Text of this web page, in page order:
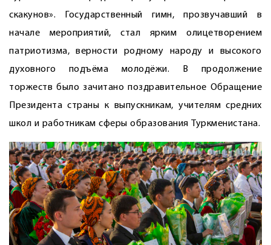
скакунов». Государственный гимн, прозвучавший в
начале мероприятий, стал ярким олицетворением
патриотизма, верности родному народу и высокого
духовного подъёма молодёжи. В продолжение
торжеств было зачитано поздравительное Обращение
Президента страны к выпускникам, учителям средних
школ и работникам сферы образования Туркменистана.